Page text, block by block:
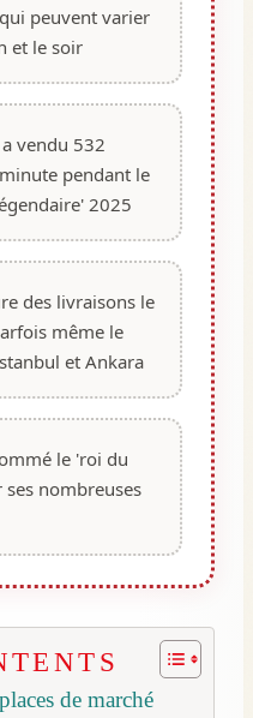
peuvent varier
et le soir
vendu 532
pendant le
2025
des livraisons le
même le
et Ankara
le 'roi du
nombreuses
de marché